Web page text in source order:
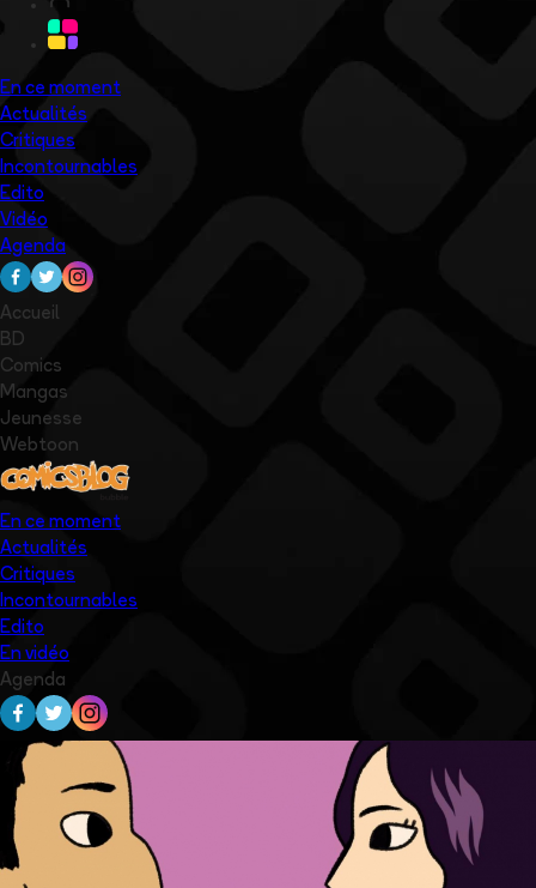
En ce moment
Actualités
Critiques
Incontournables
Edito
Vidéo
Agenda
Accueil
BD
Comics
Mangas
Jeunesse
Webtoon
En ce moment
Actualités
Critiques
Incontournables
Edito
En vidéo
Agenda